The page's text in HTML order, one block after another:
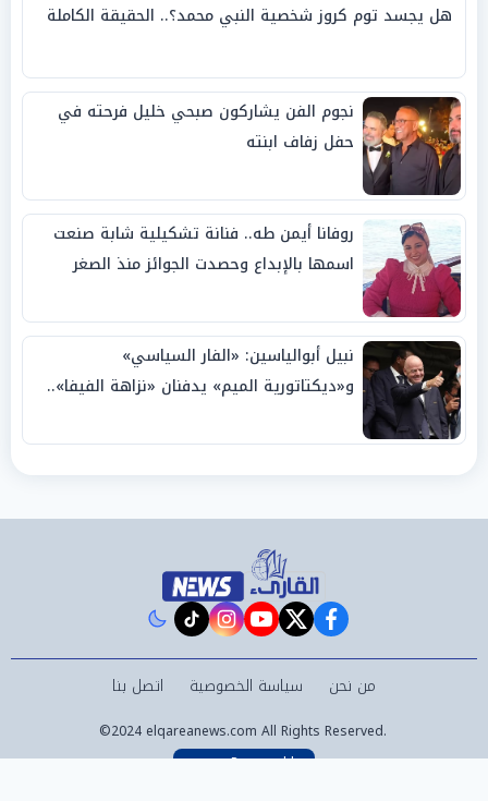
هل يجسد توم كروز شخصية النبي محمد؟.. الحقيقة الكاملة
نجوم الفن يشاركون صبحي خليل فرحته في
حفل زفاف ابنته
روفانا أيمن طه.. فنانة تشكيلية شابة صنعت
اسمها بالإبداع وحصدت الجوائز منذ الصغر
نبيل أبوالياسين: «الفار السياسي»
و«ديكتاتورية الميم» يدفنان «نزاهة الفيفا»..
facebook
twitter
youtube
instagram
tiktok
من نحن سياسة الخصوصية اتصل بنا
©2024 elqareanews.com All Rights Reserved.
Powered by